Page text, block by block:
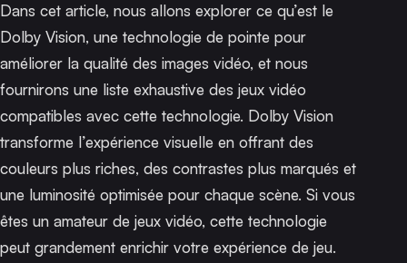
Dans cet article, nous allons explorer ce qu’est le
Dolby Vision, une technologie de pointe pour
améliorer la qualité des images vidéo, et nous
fournirons une liste exhaustive des jeux vidéo
compatibles avec cette technologie. Dolby Vision
transforme l’expérience visuelle en offrant des
couleurs plus riches, des contrastes plus marqués et
une luminosité optimisée pour chaque scène. Si vous
êtes un amateur de jeux vidéo, cette technologie
peut grandement enrichir votre expérience de jeu.